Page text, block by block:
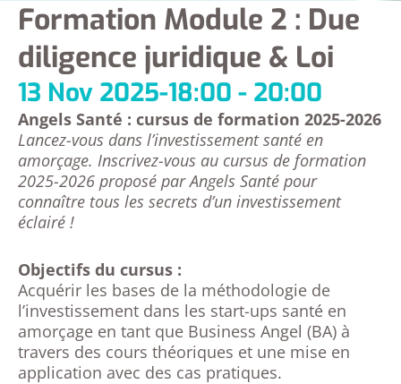
Formation Module 2 : Due
diligence juridique & Loi
13 Nov 2025-18:00 - 20:00
Angels Santé : cursus de formation 2025-2026
Lancez-vous dans l’investissement santé en
amorçage. Inscrivez-vous au cursus de formation
2025-2026 proposé par Angels Santé pour
connaître tous les secrets d’un investissement
éclairé !
Objectifs du cursus :
Acquérir les bases de la méthodologie de
l’investissement dans les start-ups santé en
amorçage en tant que Business Angel (BA) à
travers des cours théoriques et une mise en
application avec des cas pratiques.